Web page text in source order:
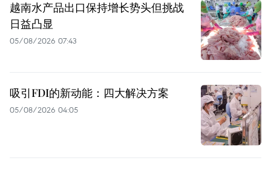
越南水产品出口保持增长势头但挑战
日益凸显
05/08/2026 07:43
吸引FDI的新动能：四大解决方案
05/08/2026 04:05